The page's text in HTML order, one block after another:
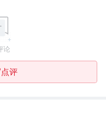
论
评